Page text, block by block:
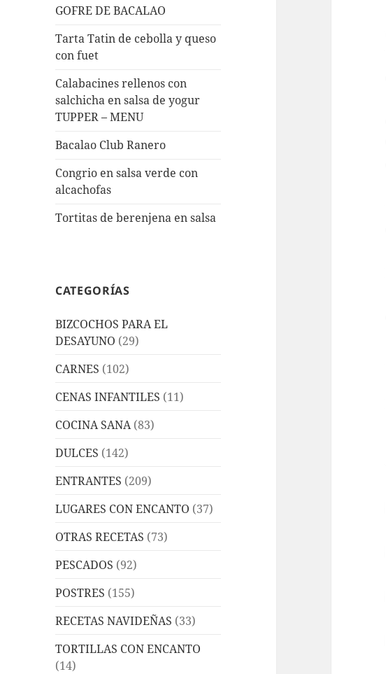
GOFRE DE BACALAO
Tarta Tatin de cebolla y queso
con fuet
Calabacines rellenos con
salchicha en salsa de yogur
TUPPER – MENU
Bacalao Club Ranero
Congrio en salsa verde con
alcachofas
Tortitas de berenjena en salsa
CATEGORÍAS
BIZCOCHOS PARA EL
DESAYUNO (29)
CARNES (102)
CENAS INFANTILES (11)
COCINA SANA(83)
DULCES (142)
ENTRANTES (209)
LUGARES CON ENCANTO (37)
OTRAS RECETAS (73)
PESCADOS (92)
POSTRES (155)
RECETAS NAVIDEÑAS (33)
TORTILLAS CON ENCANTO
(14)